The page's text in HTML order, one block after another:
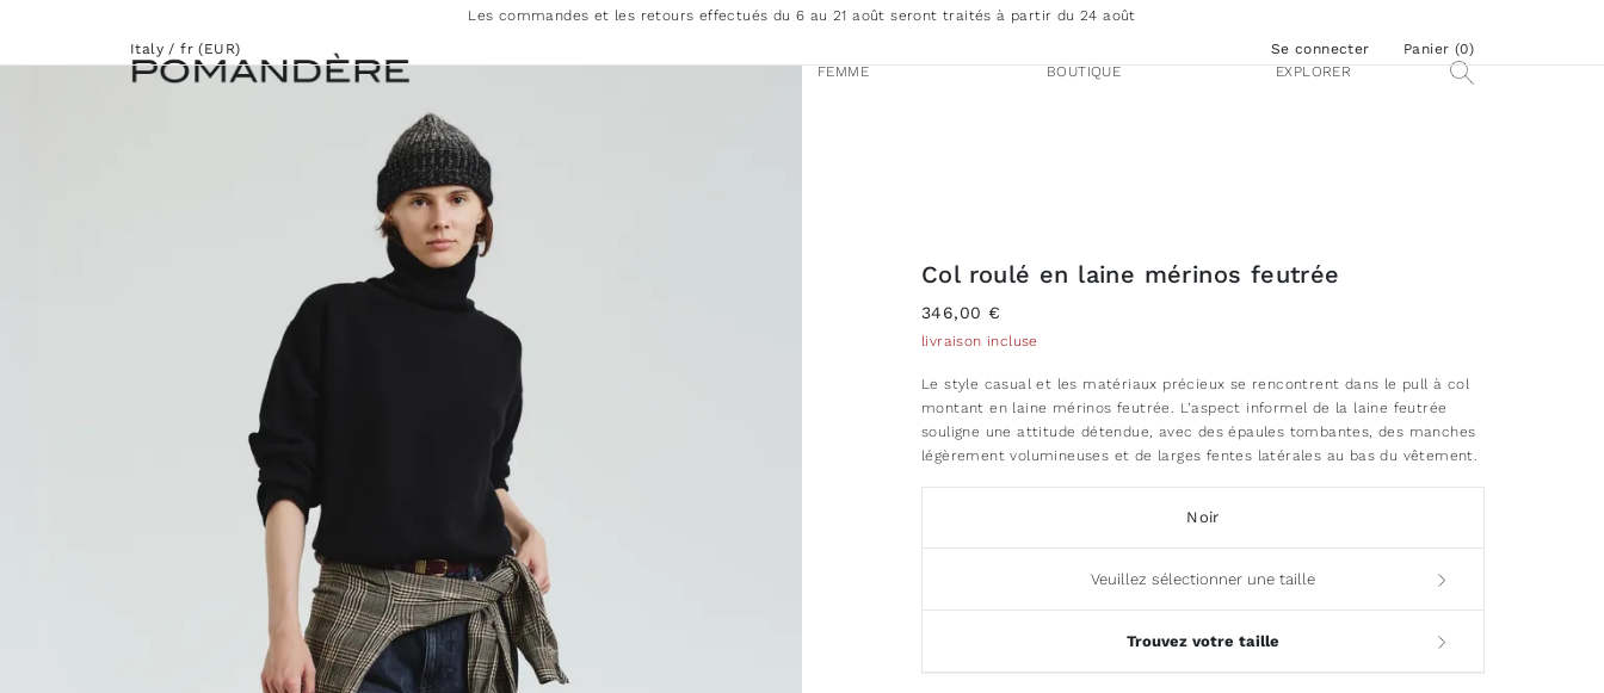
Les commandes et les retours effectués du 6 au 21 août seront traités à partir du 24 août
Italy / fr (EUR)
Se connecter Panier (0)
FEMME
BOUTIQUE EXPLORER
Col roulé en laine mérinos feutrée
346,00 €
livraison incluse
Le style casual et les matériaux précieux se rencontrent dans le pull à col
montant en laine mérinos feutrée. L’aspect informel de la laine feutrée
souligne une attitude détendue, avec des épaules tombantes, des manches
légèrement volumineuses et de larges fentes latérales au bas du vêtement.
Noir
Veuillez sélectionner une taille
Trouvez votre taille